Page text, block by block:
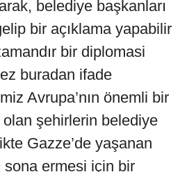
belediye başkanları
bir açıklama yapabilir
bir diplomasi
buradan ifade
Avrupa’nın önemli bir
şehirlerin belediye
Gazze’de yaşanan
sona ermesi için bir